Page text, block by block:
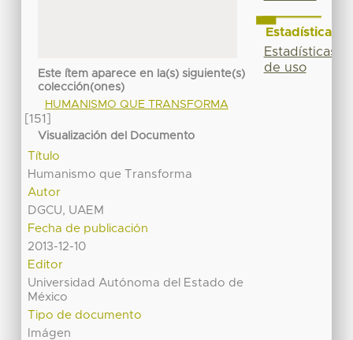
Este ítem aparece en la(s) siguiente(s)
colección(ones)
HUMANISMO QUE TRANSFORMA
[151]
Visualización del Documento
Título
Humanismo que Transforma
Autor
DGCU, UAEM
Fecha de publicación
2013-12-10
Editor
Universidad Autónoma del Estado de
México
Tipo de documento
Imágen
Estadísticas
Estadísticas
de uso